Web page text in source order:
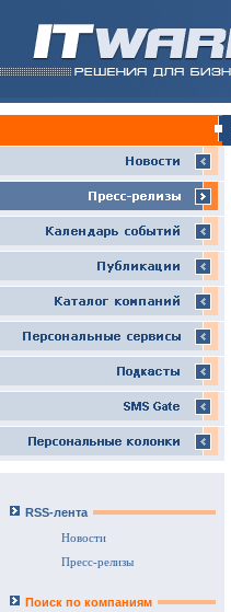
RSS-лента
Новости
Пресс-релизы
Поиск по компаниям